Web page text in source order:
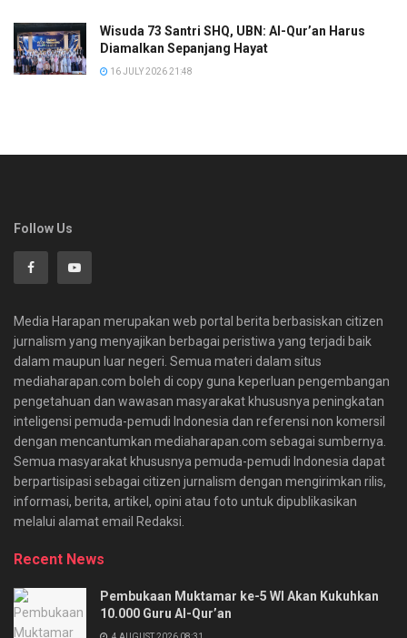
Wisuda 73 Santri SHQ, UBN: Al-Qur’an Harus
Diamalkan Sepanjang Hayat
16 JULY 2026 21:48
Follow Us
Media Harapan merupakan web portal berita berbasiskan citizen
jurnalism yang menyajikan berbagai peristiwa yang terjadi baik
dalam maupun luar negeri. Semua materi dalam situs
mediaharapan.com boleh di copy guna keperluan pengembangan
pengetahuan dan wawasan masyarakat khususnya peningkatan
inteligensi pemuda-pemudi Indonesia dan referensi non komersil
dengan mencantumkan mediaharapan.com sebagai sumbernya.
Semua masyarakat khususnya pemuda-pemudi Indonesia dapat
berpartisipasi sebagai citizen jurnalism dengan mengirimkan rilis,
informasi, berita, artikel, opini atau foto untuk dipublikasikan
melalui alamat email Redaksi.
Recent News
Pembukaan Muktamar ke-5 WI Akan Kukuhkan
10.000 Guru Al-Qur’an